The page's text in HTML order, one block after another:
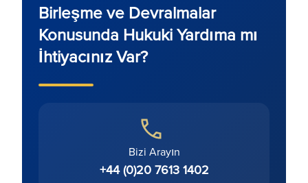
Birleşme ve Devralmalar
Konusunda Hukuki Yardıma mı
İhtiyacınız Var?
Bizi Arayın
+44 (0)20 7613 1402